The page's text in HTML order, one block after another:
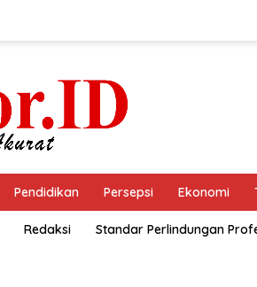
Pendidikan Persepsi Ekonomi
Redaksi Standar Perlindungan